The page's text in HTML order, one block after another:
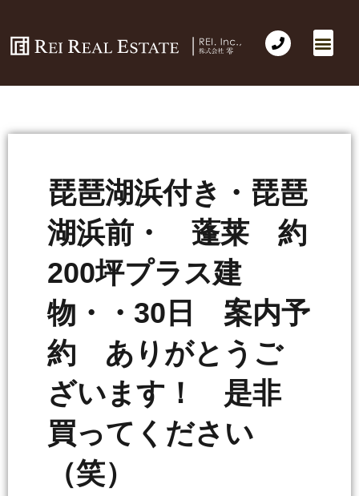
琵琶湖浜付き・琵琶
湖浜前・ 蓬莱 約
200坪プラス建
物・・30日 案内予
約 ありがとうご
ざいます！ 是非
買ってください
（笑）